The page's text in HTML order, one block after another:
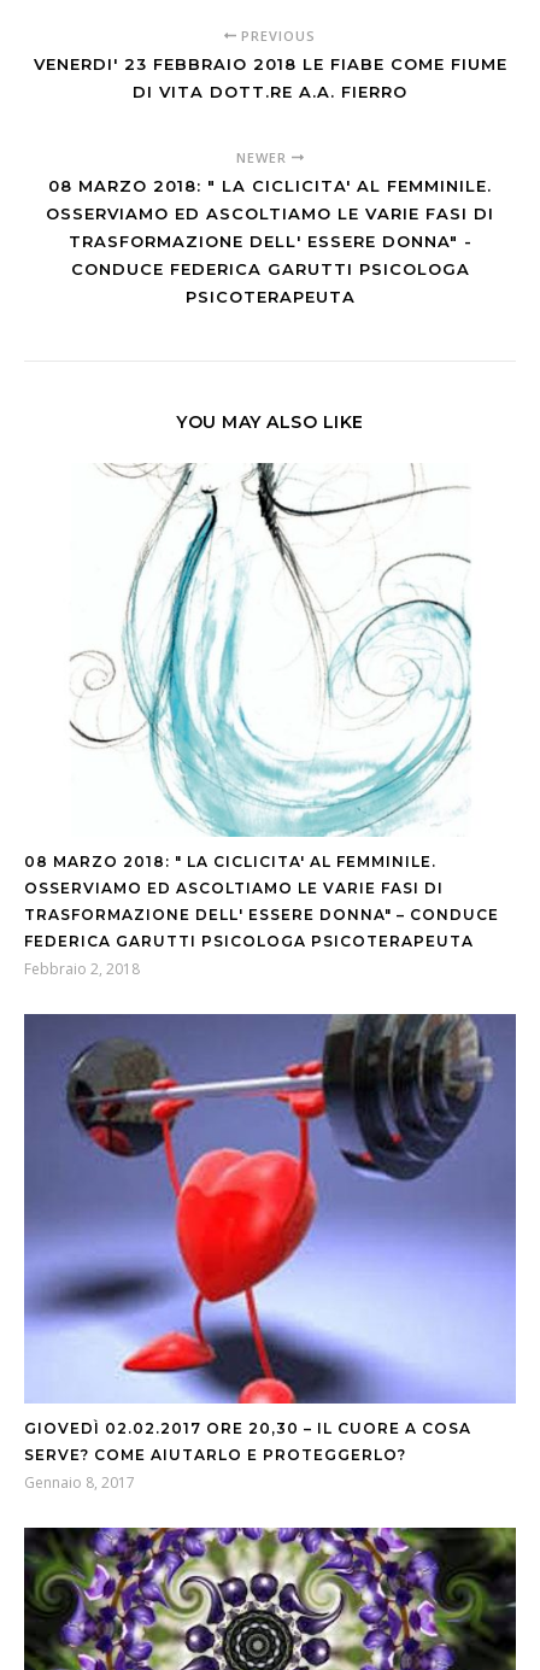
PREVIOUS
VENERDI' 23 FEBBRAIO 2018 LE FIABE COME FIUME
DI VITA DOTT.RE A.A. FIERRO
NEWER
08 MARZO 2018: " LA CICLICITA' AL FEMMINILE.
OSSERVIAMO ED ASCOLTIAMO LE VARIE FASI DI
TRASFORMAZIONE DELL' ESSERE DONNA" -
CONDUCE FEDERICA GARUTTI PSICOLOGA
PSICOTERAPEUTA
YOU MAY ALSO LIKE
08 MARZO 2018: " LA CICLICITA' AL FEMMINILE.
OSSERVIAMO ED ASCOLTIAMO LE VARIE FASI DI
TRASFORMAZIONE DELL' ESSERE DONNA" – CONDUCE
FEDERICA GARUTTI PSICOLOGA PSICOTERAPEUTA
Febbraio 2, 2018
GIOVEDÌ 02.02.2017 ORE 20,30 – IL CUORE A COSA
SERVE? COME AIUTARLO E PROTEGGERLO?
Gennaio 8, 2017